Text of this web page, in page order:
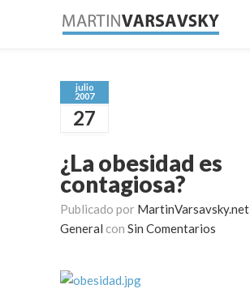
julio
2007
27
¿La obesidad es
contagiosa?
Publicado por MartinVarsavsky.net
General con Sin Comentarios